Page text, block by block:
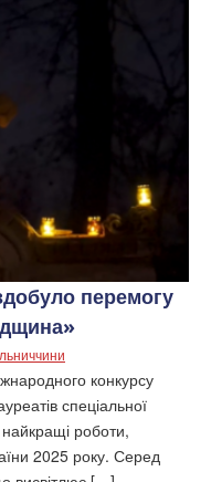
перемогу
конкурсу
спеціальної
найкращі роботи,
2025 року. Серед